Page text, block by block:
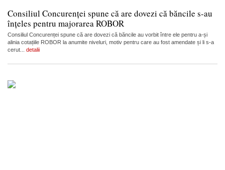
Consiliul Concurenței spune că are dovezi că băncile s-au
înțeles pentru majorarea ROBOR
Consiliul Concurenței spune că are dovezi că băncile au vorbit între ele pentru a-și
alinia cotațiile ROBOR la anumite niveluri, motiv pentru care au fost amendate și li s-a
cerut... detalii